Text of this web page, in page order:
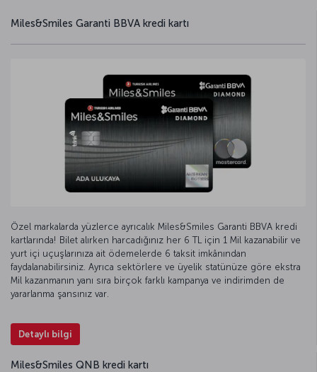
Miles&Smiles Garanti BBVA kredi kartı
Özel markalarda yüzlerce ayrıcalık Miles&Smiles Garanti BBVA kredi
kartlarında! Bilet alırken harcadığınız her 6 TL için 1 Mil kazanabilir ve
yurt içi uçuşlarınıza ait ödemelerde 6 taksit imkânından
faydalanabilirsiniz. Ayrıca sektörlere ve üyelik statünüze göre ekstra
Mil kazanmanın yanı sıra birçok farklı kampanya ve indirimden de
yararlanma şansınız var.
Detaylı bilgi
Miles&Smiles QNB kredi kartı